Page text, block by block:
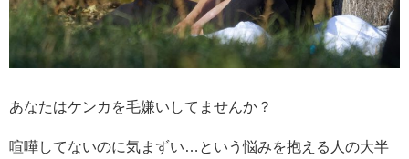
あなたはケンカを毛嫌いしてませんか？
喧嘩してないのに気まずい…という悩みを抱える人の大半